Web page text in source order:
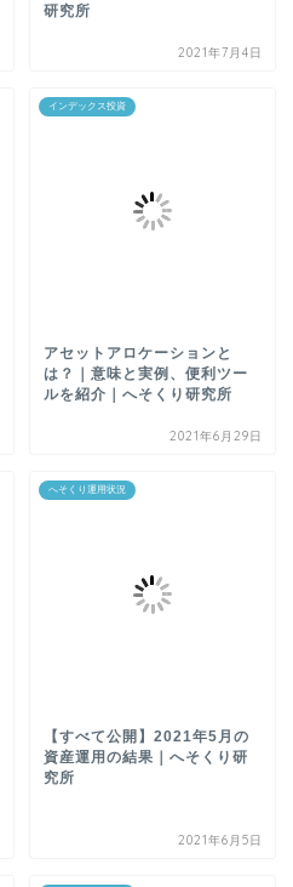
研究所
2021年7月4日
インデックス投資
アセットアロケーションと
は？｜意味と実例、便利ツー
ルを紹介｜へそくり研究所
2021年6月29日
へそくり運用状況
【すべて公開】2021年5月の
資産運用の結果｜へそくり研
究所
2021年6月5日